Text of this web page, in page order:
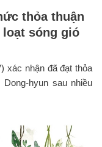
thỏa thuận
loạt sóng gió
xác nhận đã đạt thỏa
hyun sau nhiều